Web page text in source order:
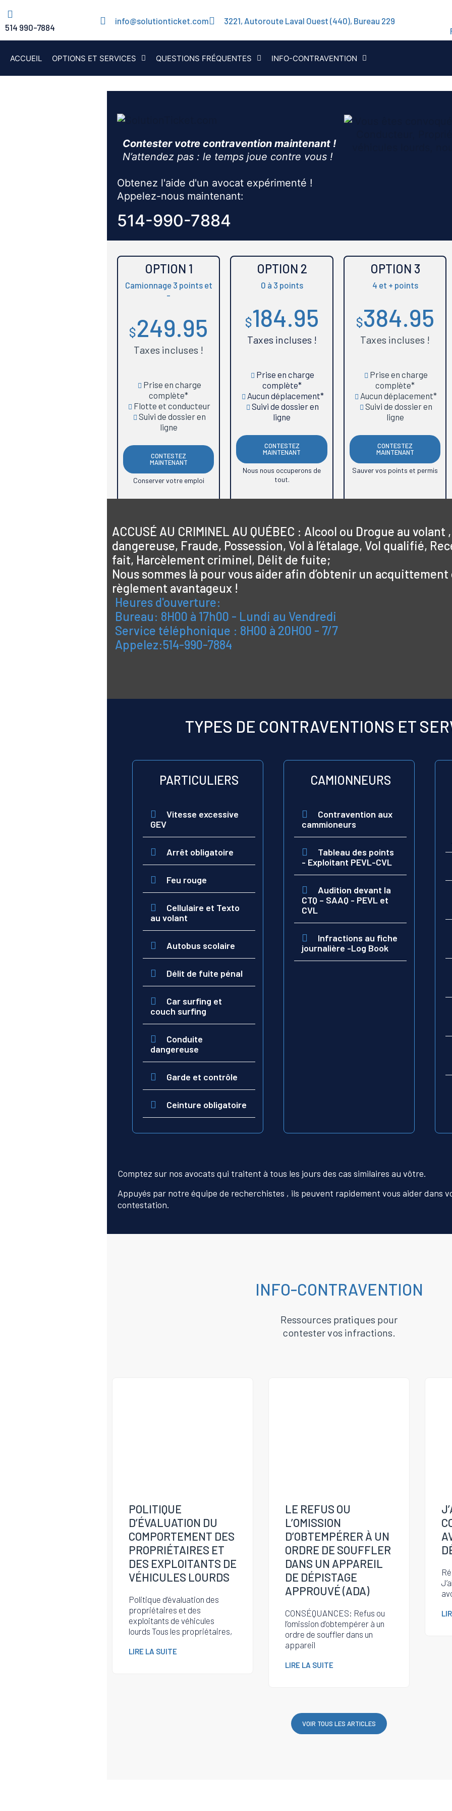
514 990-7884
info@solutionticket.com
3221, Autoroute Laval Ouest (440), Bureau 229
ACCUEIL OPTIONS ET SERVICES QUESTIONS FRÉQUENTES INFO-CONTRAVENTION
Contester votre contravention maintenant !
N’attendez pas : le temps joue contre vous !
Obtenez l'aide d'un avocat expérimenté !
Appelez-nous maintenant:
514-990-7884
OPTION 1
Camionnage 3 points et
-
$249.95
Taxes incluses !
Prise en charge
complète*
Flotte et conducteur
Suivi de dossier en
ligne
CONTESTEZ
MAINTENANT
Conserver votre emploi
OPTION 2
0 à 3 points
$184.95
Taxes incluses !
Prise en charge
complète*
Aucun déplacement*
Suivi de dossier en
ligne
CONTESTEZ
MAINTENANT
Nous nous occuperons de
tout.
OPTION 3
4 et + points
$384.95
Taxes incluses !
Prise en charge
complète*
Aucun déplacement*
Suivi de dossier en
ligne
CONTESTEZ
MAINTENANT
Sauver vos points et permis
ACCUSÉ AU CRIMINEL AU QUÉBEC : Alcool ou Drogue au volant
dangereuse, Fraude, Possession, Vol à l’étalage, Vol qualifié,
fait, Harcèlement criminel, Délit de fuite;
Nous sommes là pour vous aider afin d’obtenir un acquittement
règlement avantageux !
Heures d'ouverture:
Bureau: 8H00 à 17h00 - Lundi au Vendredi
Service téléphonique : 8H00 à 20H00 - 7/7
Appelez:514-990-7884
TYPES DE CONTRAVENTIONS ET
PARTICULIERS
Vitesse excessive
GEV
Arrêt obligatoire
Feu rouge
Cellulaire et Texto
au volant
Autobus scolaire
Délit de fuite pénal
Car surfing et
couch surfing
Conduite
dangereuse
Garde et contrôle
Ceinture obligatoire
CAMIONNEURS
Contravention aux
cammioneurs
Tableau des points
- Exploitant PEVL-CVL
Audition devant la
CTQ – SAAQ - PEVL et
CVL
Infractions au fiche
journalière -Log Book
Comptez sur nos avocats qui traitent à tous les jours des cas similaires au vôtre.
Appuyés par notre équipe de recherchistes , ils peuvent rapidement vous aider dans
contestation.
INFO-CONTRAVENTION
Ressources pratiques pour
contester vos infractions.
POLITIQUE
D’ÉVALUATION DU
COMPORTEMENT DES
PROPRIÉTAIRES ET
DES EXPLOITANTS DE
VÉHICULES LOURDS
Politique d’évaluation des
propriétaires et des
exploitants de véhicules
lourds Tous les propriétaires,
LIRE LA SUITE
LE REFUS OU
L’OMISSION
D’OBTEMPÉRER À UN
ORDRE DE SOUFFLER
DANS UN APPAREIL
DE DÉPISTAGE
APPROUVÉ (ADA)
CONSÉQUANCES: Refus ou
l’omission d’obtempérer à un
ordre de souffler dans un
appareil
LIRE LA SUITE
VOIR TOUS LES ARTICLES